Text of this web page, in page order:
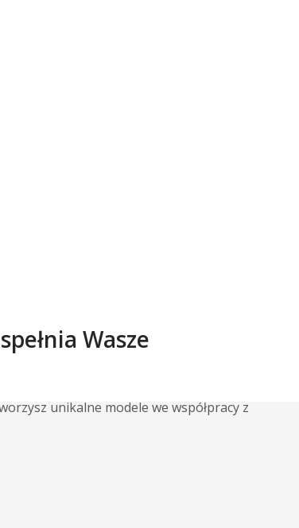
Wasze
unikalne modele we współpracy z